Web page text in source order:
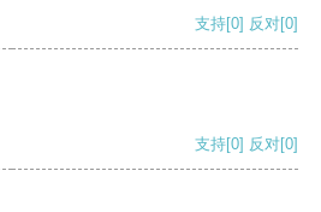
支持[0] 反对[0]
支持[0] 反对[0]